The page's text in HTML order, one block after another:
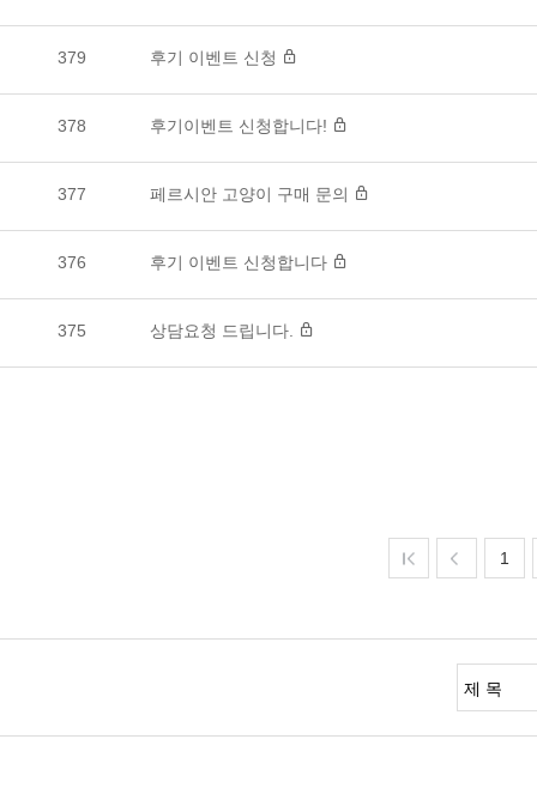
379 후기 이벤트 신청
378 후기이벤트 신청합니다!
377 페르시안 고양이 구매 문의
376 후기 이벤트 신청합니다
375 상담요청 드립니다.
1